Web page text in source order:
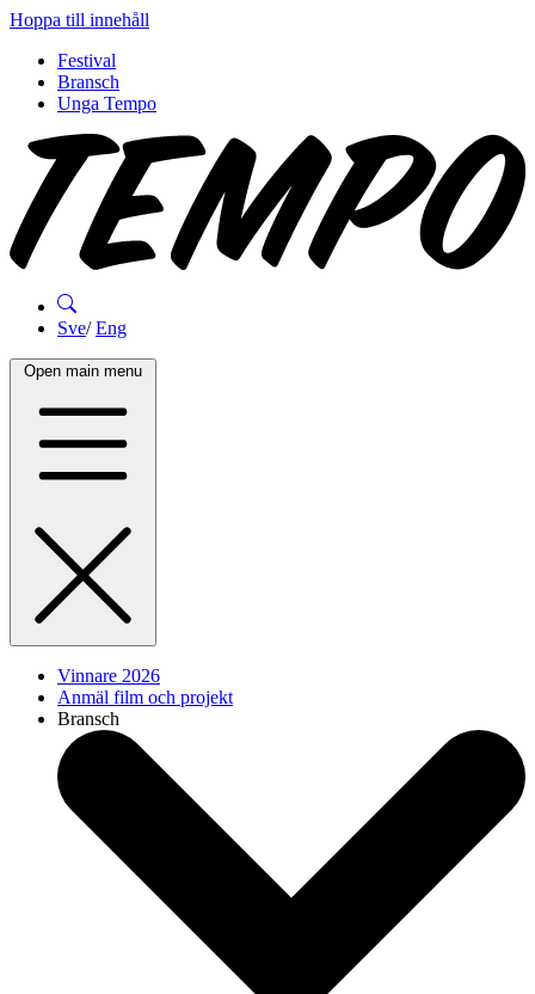
Hoppa till innehåll
Festival
Bransch
Unga Tempo
Sve/Eng
Open main menu
Vinnare 2026
Anmäl film och projekt
Bransch